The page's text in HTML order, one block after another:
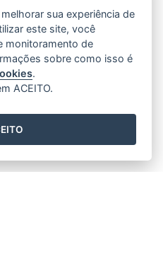
sua experiência de
este site, você
monitoramento de
sobre como isso é
.
ACEITO.